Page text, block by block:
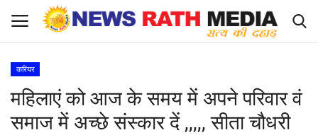
About Us
करियर
महिलाएं को आज के समय में अपने परिवार वं
समाज में अच्छे संस्कार दें ,,,,, सीता चौधरी